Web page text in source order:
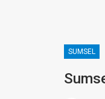
SUMSEL